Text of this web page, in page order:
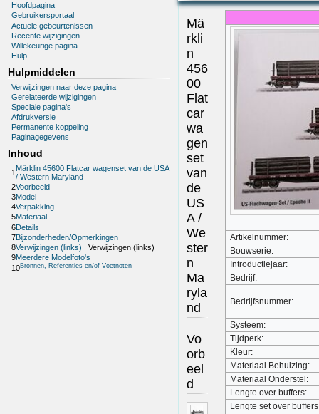
Hoofdpagina
Gebruikersportaal
Actuele gebeurtenissen
Recente wijzigingen
Willekeurige pagina
Hulp
Hulpmiddelen
Verwijzingen naar deze pagina
Gerelateerde wijzigingen
Speciale pagina's
Afdrukversie
Permanente koppeling
Paginagegevens
Inhoud
1 Märklin 45600 Flatcar wagenset van de USA
/ Western Maryland
2Voorbeeld
3Model
4Verpakking
5Materiaal
6Details
7Bijzonderheden/Opmerkingen
8Verwijzingen (links)
Verwijzingen (links)
9Meerdere Modelfoto's
10Bronnen, Referenties en/of Voetnoten
Artikelnummer:
Bouwserie:
Introductiejaar:
Bedrijf:
Bedrijfsnummer:
Systeem:
Tijdperk:
Kleur:
Materiaal Behuizing:
Materiaal Onderstel:
Lengte over buffers:
Lengte set over
Mä
rkli
n
456
00
Flat
car
wa
gen
set
van
de
US
A /
We
ster
n
Ma
ryla
nd
Vo
orb
eel
d